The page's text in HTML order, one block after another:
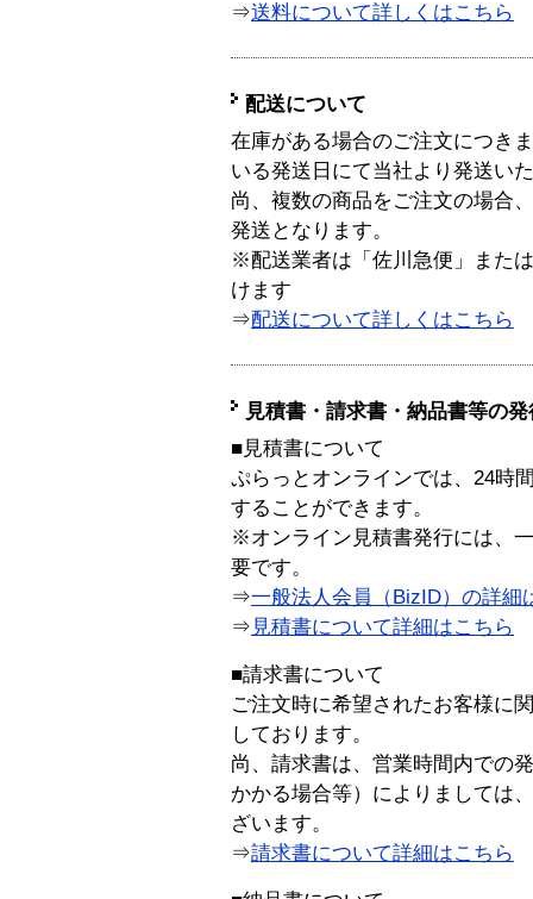
⇒送料について詳しくはこちら
配送について
在庫がある場合のご注文につき
いる発送日にて当社より発送い
尚、複数の商品をご注文の場合
発送となります。
※配送業者は「佐川急便」また
けます
⇒配送について詳しくはこちら
見積書・請求書・納品書等の
■見積書について
ぷらっとオンラインでは、24時
することができます。
※オンライン見積書発行には、
要です。
⇒一般法人会員（BizID）の詳細
⇒ 見積書について詳細はこちら
■請求書について
ご注文時に希望されたお客様に
しております。
尚、請求書は、営業時間内での
かかる場合等）によりましては
ざいます。
⇒請求書について詳細はこちら